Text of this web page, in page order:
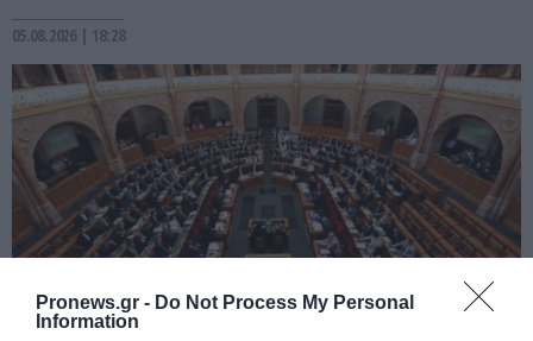
Pronews.gr - Do Not Process My Personal
Information
05.08.2026 | 18:28